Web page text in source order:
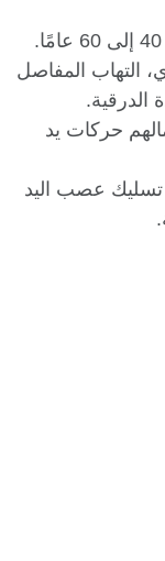
التهاب المفاصل
الدرقية.
حركات يد
تسليك عصب اليد